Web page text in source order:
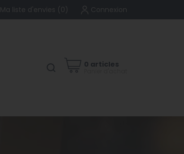
Ma liste d'envies (0) Connexion
0 articles